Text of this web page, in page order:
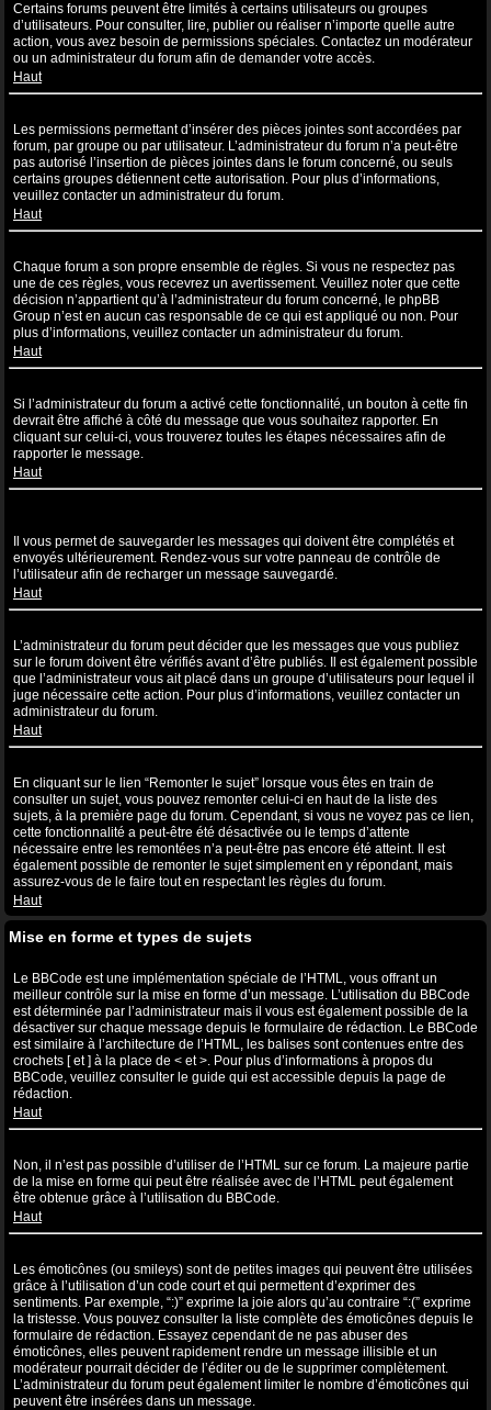
Certains forums peuvent être limités à certains utilisateurs ou groupes
d’utilisateurs. Pour consulter, lire, publier ou réaliser n’importe quelle autre
action, vous avez besoin de permissions spéciales. Contactez un modérateur
ou un administrateur du forum afin de demander votre accès.
Haut
Les permissions permettant d’insérer des pièces jointes sont accordées par
forum, par groupe ou par utilisateur. L’administrateur du forum n’a peut-être
pas autorisé l’insertion de pièces jointes dans le forum concerné, ou seuls
certains groupes détiennent cette autorisation. Pour plus d’informations,
veuillez contacter un administrateur du forum.
Haut
Chaque forum a son propre ensemble de règles. Si vous ne respectez pas
une de ces règles, vous recevrez un avertissement. Veuillez noter que cette
décision n’appartient qu’à l’administrateur du forum concerné, le phpBB
Group n’est en aucun cas responsable de ce qui est appliqué ou non. Pour
plus d’informations, veuillez contacter un administrateur du forum.
Haut
Si l’administrateur du forum a activé cette fonctionnalité, un bouton à cette fin
devrait être affiché à côté du message que vous souhaitez rapporter. En
cliquant sur celui-ci, vous trouverez toutes les étapes nécessaires afin de
rapporter le message.
Haut
Il vous permet de sauvegarder les messages qui doivent être complétés et
envoyés ultérieurement. Rendez-vous sur votre panneau de contrôle de
l’utilisateur afin de recharger un message sauvegardé.
Haut
L’administrateur du forum peut décider que les messages que vous publiez
sur le forum doivent être vérifiés avant d’être publiés. Il est également possible
que l’administrateur vous ait placé dans un groupe d’utilisateurs pour lequel il
juge nécessaire cette action. Pour plus d’informations, veuillez contacter un
administrateur du forum.
Haut
En cliquant sur le lien “Remonter le sujet” lorsque vous êtes en train de
consulter un sujet, vous pouvez remonter celui-ci en haut de la liste des
sujets, à la première page du forum. Cependant, si vous ne voyez pas ce lien,
cette fonctionnalité a peut-être été désactivée ou le temps d’attente
nécessaire entre les remontées n’a peut-être pas encore été atteint. Il est
également possible de remonter le sujet simplement en y répondant, mais
assurez-vous de le faire tout en respectant les règles du forum.
Haut
Mise en forme et types de sujets
Le BBCode est une implémentation spéciale de l’HTML, vous offrant un
meilleur contrôle sur la mise en forme d’un message. L’utilisation du BBCode
est déterminée par l’administrateur mais il vous est également possible de la
désactiver sur chaque message depuis le formulaire de rédaction. Le BBCode
est similaire à l’architecture de l’HTML, les balises sont contenues entre des
crochets [ et ] à la place de < et >. Pour plus d’informations à propos du
BBCode, veuillez consulter le guide qui est accessible depuis la page de
rédaction.
Haut
Non, il n’est pas possible d’utiliser de l’HTML sur ce forum. La majeure partie
de la mise en forme qui peut être réalisée avec de l’HTML peut également
être obtenue grâce à l’utilisation du BBCode.
Haut
Les émoticônes (ou smileys) sont de petites images qui peuvent être utilisées
grâce à l’utilisation d’un code court et qui permettent d’exprimer des
sentiments. Par exemple, “:)” exprime la joie alors qu’au contraire “:(” exprime
la tristesse. Vous pouvez consulter la liste complète des émoticônes depuis le
formulaire de rédaction. Essayez cependant de ne pas abuser des
émoticônes, elles peuvent rapidement rendre un message illisible et un
modérateur pourrait décider de l’éditer ou de le supprimer complètement.
L’administrateur du forum peut également limiter le nombre d’émoticônes qui
peuvent être insérées dans un message.